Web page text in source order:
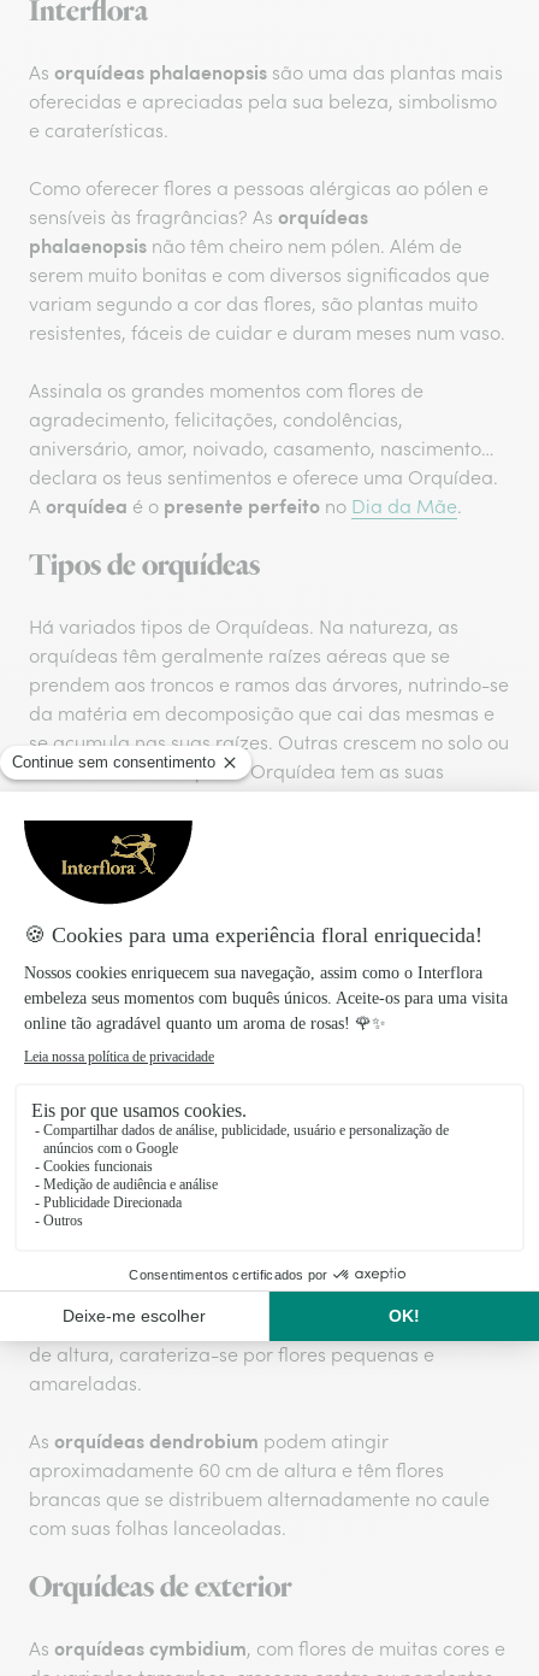
Interflora
As orquídeas phalaenopsis são uma das plantas mais
oferecidas e apreciadas pela sua beleza, simbolismo
e caraterísticas.
Como oferecer flores a pessoas alérgicas ao pólen e
sensíveis às fragrâncias? As orquídeas
phalaenopsis não têm cheiro nem pólen. Além de
serem muito bonitas e com diversos significados que
variam segundo a cor das flores, são plantas muito
resistentes, fáceis de cuidar e duram meses num vaso.
Assinala os grandes momentos com flores de
agradecimento, felicitações, condolências,
aniversário, amor, noivado, casamento, nascimento…
declara os teus sentimentos e oferece uma Orquídea.
A orquídea é o presente perfeito no Dia da Mãe.
Tipos de orquídeas
Há variados tipos de Orquídeas. Na natureza, as
orquídeas têm geralmente raízes aéreas que se
prendem aos troncos e ramos das árvores, nutrindo-se
da matéria em decomposição que cai das mesmas e
se acumula nas suas raízes. Outras crescem no solo ou
em rochas. Cada tipo de Orquídea tem as suas
com formas e cores peculiares, habitat e exigências
específicas.
Orquídeas de interior
Entre os muitos tipos de Orquídeas que se adaptam a
interiores, a Orquídea Phalaenopsis é a mais
conhecida. Esta orquídea é uma das plantas de
interiormais produzidas e vendidas em todo o mundo.
phalaenopsisapresenta pares de folhas largas,
brilhantes e carnudas em camadas sucessivas que
vão sendo substituídas por novas.
número de flores por floração, que pode ocorrer até 3
vezes por ano. A floração anual das orquídeas
oncidium, que podem atingir aproximadamente 60 cm
de altura, carateriza-se por flores pequenas e
amareladas.
As orquídeas dendrobium podem atingir
aproximadamente 60 cm de altura e têm flores
brancas que se distribuem alternadamente no caule
com suas folhas lanceoladas.
Orquídeas de exterior
As orquídeas cymbidium, com flores de muitas cores e